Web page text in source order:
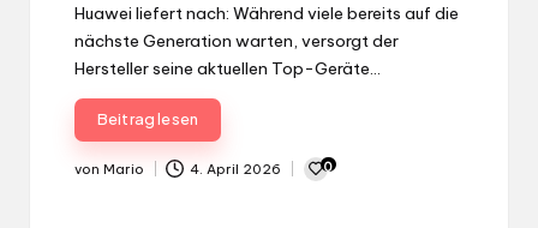
Huawei liefert nach: Während viele bereits auf die
nächste Generation warten, versorgt der
Hersteller seine aktuellen Top-Geräte…
Beitrag lesen
Gepostet
von Mario 4. April 2026 0